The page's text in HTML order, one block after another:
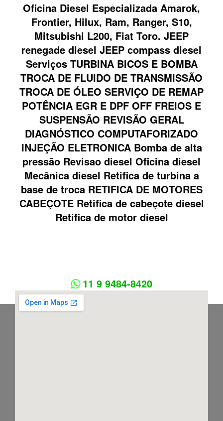
Oficina Diesel Especializada Amarok,
Frontier, Hilux, Ram, Ranger, S10,
Mitsubishi L200, Fiat Toro. JEEP
renegade diesel JEEP compass diesel
Serviços TURBINA BICOS E BOMBA
TROCA DE FLUIDO DE TRANSMISSÃO
TROCA DE ÓLEO SERVIÇO DE REMAP
POTÊNCIA EGR E DPF OFF FREIOS E
SUSPENSÃO REVISÃO GERAL
DIAGNÓSTICO COMPUTAFORIZADO
INJEÇÃO ELETRONICA Bomba de alta
pressão Revisao diesel Oficina diesel
Mecânica diesel Retifica de turbina a
base de troca RETIFICA DE MOTORES
CABEÇOTE Retifica de cabeçote diesel
Retifica de motor diesel
11 9 9484-8420